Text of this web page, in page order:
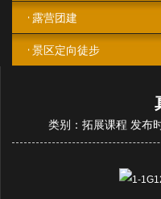
露营团建
景区定向徒步
类别：拓展课程 发布